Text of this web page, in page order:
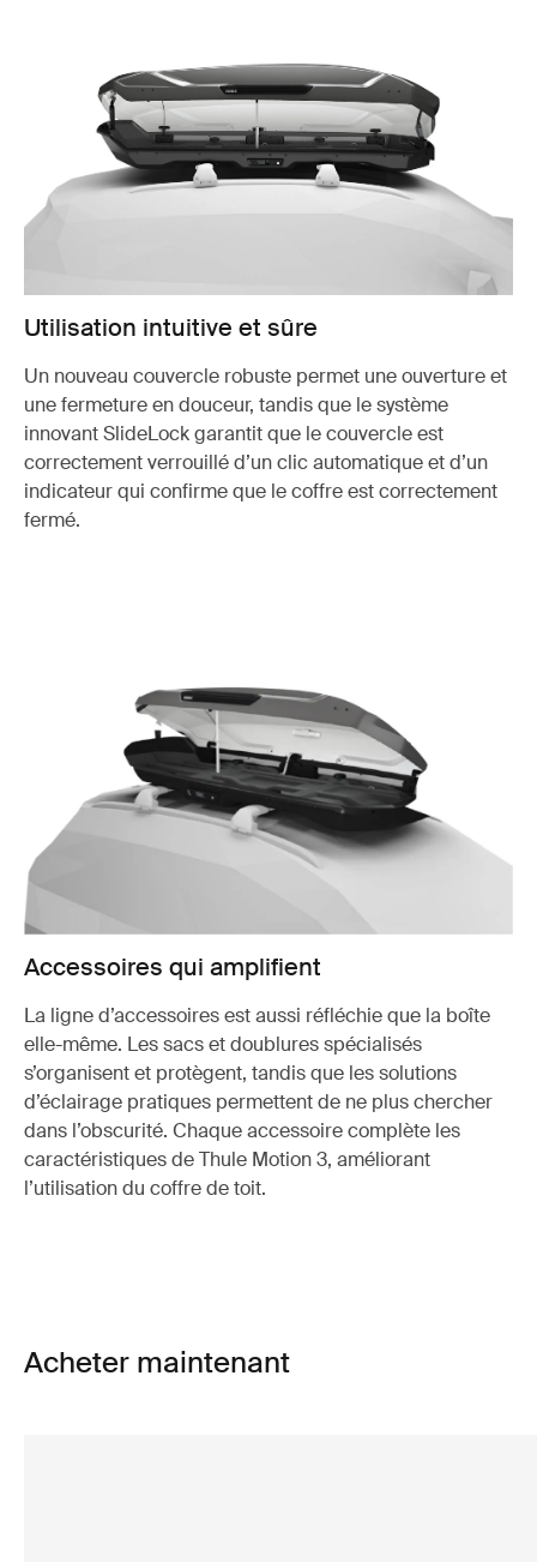
Utilisation intuitive et sûre
Un nouveau couvercle robuste permet une ouverture et
une fermeture en douceur, tandis que le système
innovant SlideLock garantit que le couvercle est
correctement verrouillé d’un clic automatique et d’un
indicateur qui confirme que le coffre est correctement
fermé.
Accessoires qui amplifient
La ligne d’accessoires est aussi réfléchie que la boîte
elle-même. Les sacs et doublures spécialisés
s’organisent et protègent, tandis que les solutions
d’éclairage pratiques permettent de ne plus chercher
dans l’obscurité. Chaque accessoire complète les
caractéristiques de Thule Motion 3, améliorant
l’utilisation du coffre de toit.
Acheter maintenant